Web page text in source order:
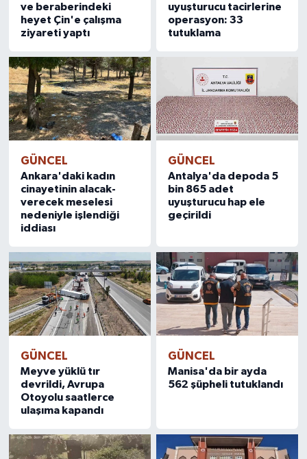
ve beraberindeki
heyet Çin'e çalışma
ziyareti yaptı
uyuşturucu tacirlerine
operasyon: 33
tutuklama
GÜNCEL
Ankara'daki kadın
cinayetinin alacak-
verecek meselesi
nedeniyle işlendiği
iddiası
GÜNCEL
Antalya'da depoda 5
bin 865 adet
uyuşturucu hap ele
geçirildi
GÜNCEL
Meyve yüklü tır
devrildi, Avrupa
Otoyolu saatlerce
ulaşıma kapandı
GÜNCEL
Manisa'da bir ayda
562 şüpheli tutuklandı